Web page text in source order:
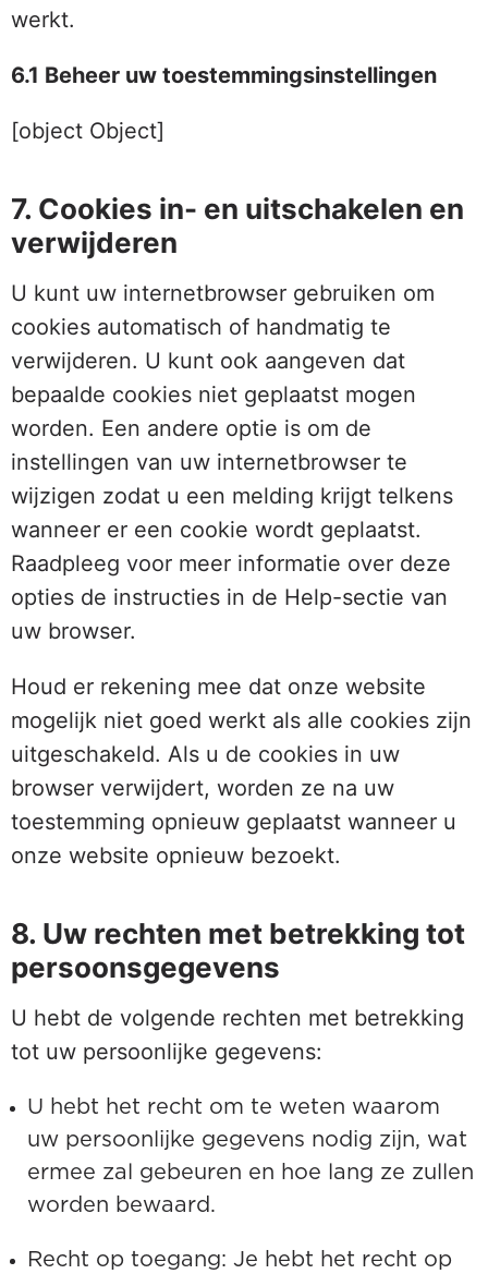
werkt.
6.1 Beheer uw toestemmingsinstellingen
[object Object]
7. Cookies in- en uitschakelen en
verwijderen
U kunt uw internetbrowser gebruiken om
cookies automatisch of handmatig te
verwijderen. U kunt ook aangeven dat
bepaalde cookies niet geplaatst mogen
worden. Een andere optie is om de
instellingen van uw internetbrowser te
wijzigen zodat u een melding krijgt telkens
wanneer er een cookie wordt geplaatst.
Raadpleeg voor meer informatie over deze
opties de instructies in de Help-sectie van
uw browser.
Houd er rekening mee dat onze website
mogelijk niet goed werkt als alle cookies zijn
uitgeschakeld. Als u de cookies in uw
browser verwijdert, worden ze na uw
toestemming opnieuw geplaatst wanneer u
onze website opnieuw bezoekt.
8. Uw rechten met betrekking tot
persoonsgegevens
U hebt de volgende rechten met betrekking
tot uw persoonlijke gegevens:
U hebt het recht om te weten waarom
uw persoonlijke gegevens nodig zijn, wat
ermee zal gebeuren en hoe lang ze zullen
worden bewaard.
Recht op toegang: Je hebt het recht op